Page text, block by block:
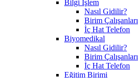
Bilgi İşlem
Nasıl Gidilir?
Birim Çalışanları
İç Hat Telefon
Biyomedikal
Nasıl Gidilir?
Birim Çalışanları
İç Hat Telefon
Eğitim Birimi